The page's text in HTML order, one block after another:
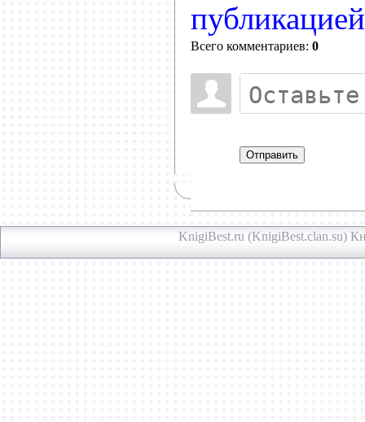
Всего комментариев: 0
Отправить
KnigiBest.ru (KnigiBest.clan.su)